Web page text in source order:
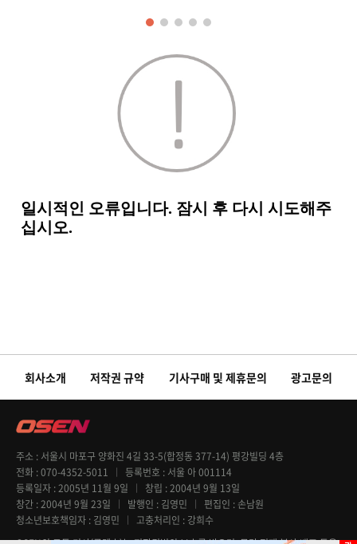
회사소개 저작권 규약 기사구매 및 제휴문의 광고문의
주소
서울시 마포구 양화진 4길 33-5(합정동 377-14) 평강빌딩 4층
전화 070-4352-5011 등록번호
서울 아 001114
등록일자 2005년 11월 9일 창립 2004년 9월 13일
창간 2004년 9월 23일 발행인 김영민 편집인
손남원
청소년보호책임자 김영민 고충처리인
강희수